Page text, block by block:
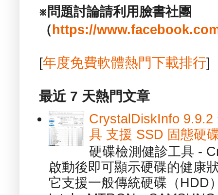
※問題討論請利用臉書社團
（ https://
[年度免費軟體熱門下載排行]
最近 7 天熱門文章
CrystalDiskInfo 9.9.2
具 支援 SSD 固態硬
硬碟檢測健診工具 -
啟動後即可顯示硬碟的健康
它支援一般傳統硬碟（HDD